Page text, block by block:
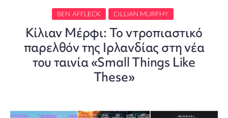
BEN AFFLECK CILLIAN MURPHY
Κίλιαν Μέρφι: Το ντροπιαστικό
παρελθόν της Ιρλανδίας στη νέα
του ταινία «Small Things Like
These»